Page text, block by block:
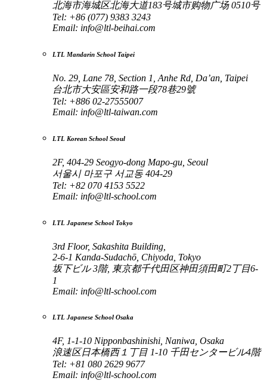
北海市海城区北海大道183号城市购物广场 0510号
Tel: +86 (077) 9383 3243
Email: info@ltl-beihai.com
LTL Mandarin School Taipei
No. 29, Lane 78, Section 1, Anhe Rd, Da’an, Taipei
台北市大安區安和路一段78巷29號
Tel: +886 02-27555007
Email: info@ltl-taiwan.com
LTL Korean School Seoul
2F, 404-29 Seogyo-dong Mapo-gu, Seoul
서울시 마포구 서교동 404-29
Tel: +82 070 4153 5522
Email: info@ltl-school.com
LTL Japanese School Tokyo
3rd Floor, Sakashita Building,
2-6-1 Kanda-Sudachō, Chiyoda, Tokyo
坂下ビル 3階, 東京都千代田区神田須田町2丁目6-
1
Email: info@ltl-school.com
LTL Japanese School Osaka
4F, 1-1-10 Nipponbashinishi, Naniwa, Osaka
浪速区日本橋西１丁目 1-10 千田センタービル4階
Tel: +81 080 2629 9677
Email: info@ltl-school.com